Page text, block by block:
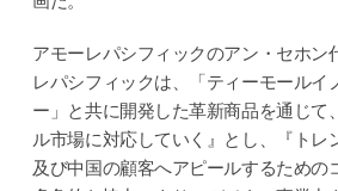
アモーレパシフィックのアン・セホン
レパシフィックは、「ティーモールイ
ー」と共に開発した革新商品を通じて
ル市場に対応していく』とし、『トレ
及び中国の顧客へアピールするための